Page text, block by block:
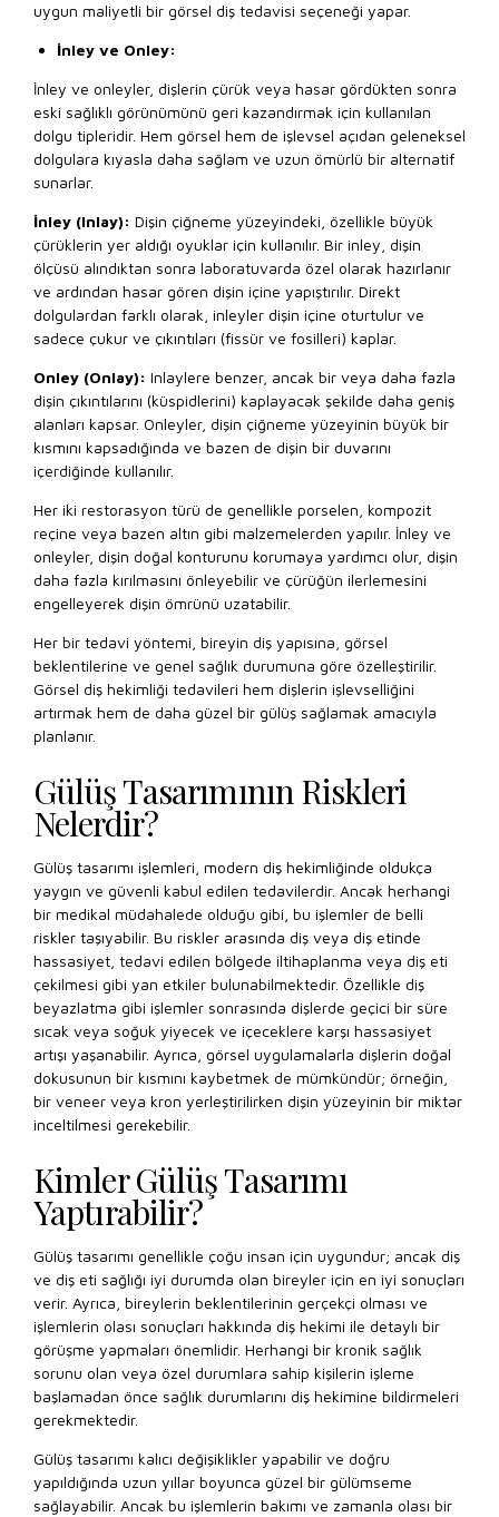
uygun maliyetli bir görsel diş tedavisi seçeneği yapar.
İnley ve Onley:
İnley ve onleyler, dişlerin çürük veya hasar gördükten sonra
eski sağlıklı görünümünü geri kazandırmak için kullanılan
dolgu tipleridir. Hem görsel hem de işlevsel açıdan geleneksel
dolgulara kıyasla daha sağlam ve uzun ömürlü bir alternatif
sunarlar.
İnley (Inlay): Dişin çiğneme yüzeyindeki, özellikle büyük
çürüklerin yer aldığı oyuklar için kullanılır. Bir inley, dişin
ölçüsü alındıktan sonra laboratuvarda özel olarak hazırlanır
ve ardından hasar gören dişin içine yapıştırılır. Direkt
dolgulardan farklı olarak, inleyler dişin içine oturtulur ve
sadece çukur ve çıkıntıları (fissür ve fosilleri) kaplar.
Onley (Onlay): Inlaylere benzer, ancak bir veya daha fazla
dişin çıkıntılarını (küspidlerini) kaplayacak şekilde daha geniş
alanları kapsar. Onleyler, dişin çiğneme yüzeyinin büyük bir
kısmını kapsadığında ve bazen de dişin bir duvarını
içerdiğinde kullanılır.
Her iki restorasyon türü de genellikle porselen, kompozit
reçine veya bazen altın gibi malzemelerden yapılır. İnley ve
onleyler, dişin doğal konturunu korumaya yardımcı olur, dişin
daha fazla kırılmasını önleyebilir ve çürüğün ilerlemesini
engelleyerek dişin ömrünü uzatabilir.
Her bir tedavi yöntemi, bireyin diş yapısına, görsel
beklentilerine ve genel sağlık durumuna göre özelleştirilir.
Görsel diş hekimliği tedavileri hem dişlerin işlevselliğini
artırmak hem de daha güzel bir gülüş sağlamak amacıyla
planlanır.
Gülüş Tasarımının Riskleri
Nelerdir?
Gülüş tasarımı işlemleri, modern diş hekimliğinde oldukça
yaygın ve güvenli kabul edilen tedavilerdir. Ancak herhangi
bir medikal müdahalede olduğu gibi, bu işlemler de belli
riskler taşıyabilir. Bu riskler arasında diş veya diş etinde
hassasiyet, tedavi edilen bölgede iltihaplanma veya diş eti
çekilmesi gibi yan etkiler bulunabilmektedir. Özellikle diş
beyazlatma gibi işlemler sonrasında dişlerde geçici bir süre
sıcak veya soğuk yiyecek ve içeceklere karşı hassasiyet
artışı yaşanabilir. Ayrıca, görsel uygulamalarla dişlerin doğal
dokusunun bir kısmını kaybetmek de mümkündür; örneğin,
bir veneer veya kron yerleştirilirken dişin yüzeyinin bir miktar
inceltilmesi gerekebilir.
Kimler Gülüş Tasarımı
Yaptırabilir?
Gülüş tasarımı genellikle çoğu insan için uygundur; ancak diş
ve diş eti sağlığı iyi durumda olan bireyler için en iyi sonuçları
verir. Ayrıca, bireylerin beklentilerinin gerçekçi olması ve
işlemlerin olası sonuçları hakkında diş hekimi ile detaylı bir
görüşme yapmaları önemlidir. Herhangi bir kronik sağlık
sorunu olan veya özel durumlara sahip kişilerin işleme
başlamadan önce sağlık durumlarını diş hekimine bildirmeleri
gerekmektedir.
Gülüş tasarımı kalıcı değişiklikler yapabilir ve doğru
yapıldığında uzun yıllar boyunca güzel bir gülümseme
sağlayabilir. Ancak bu işlemlerin bakımı ve zamanla olası bir